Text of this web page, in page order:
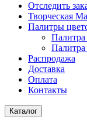
Отследить
Творческая
Палитры
Палитра
Палитра
Распродажа
Доставка
Оплата
Контакты
Каталог